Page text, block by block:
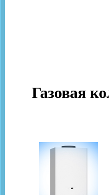
Газовая